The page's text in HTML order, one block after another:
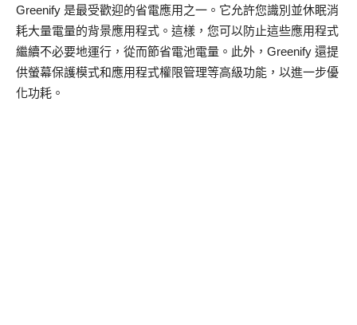
Greenify 是最受歡迎的省電應用之一。它允許您識別並休眠消
耗大量電量的背景應用程式。這樣，您可以防止這些應用程式
繼續不必要地運行，從而節省電池電量。此外，Greenify 還提
供螢幕保護模式和應用程式權限管理等高級功能，以進一步優
化功耗。